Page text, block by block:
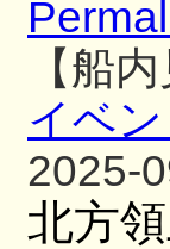
【船
イベ
2025-
北方